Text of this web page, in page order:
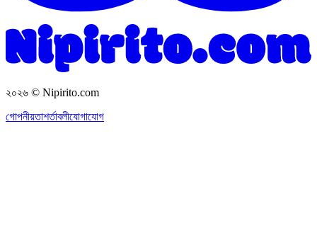
২০২৬ © Nipirito.com
গোপনীয়তাশর্তাবলীযোগাযোগ